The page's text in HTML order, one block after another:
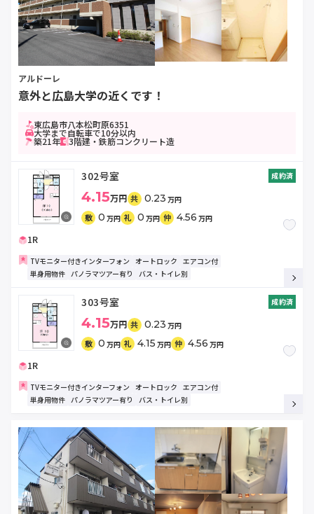
アルドーレ
意外と広島大学の近くです！
東広島市八本松町原6351
大学まで自転車で10分以内
築21年 3階建・鉄筋コンクリート造
302号室 成約済
4.15万円 共 0.23 万円
敷 0 万円 礼 0 万円 仲 4.56 万円
1R
TVモニター付きインターフォン オートロック エアコン付
単身用物件 パノラマツアー有り バス・トイレ別
303号室 成約済
4.15万円 共 0.23 万円
敷 0 万円 礼 4.15 万円 仲 4.56 万円
1R
TVモニター付きインターフォン オートロック エアコン付
単身用物件 パノラマツアー有り バス・トイレ別